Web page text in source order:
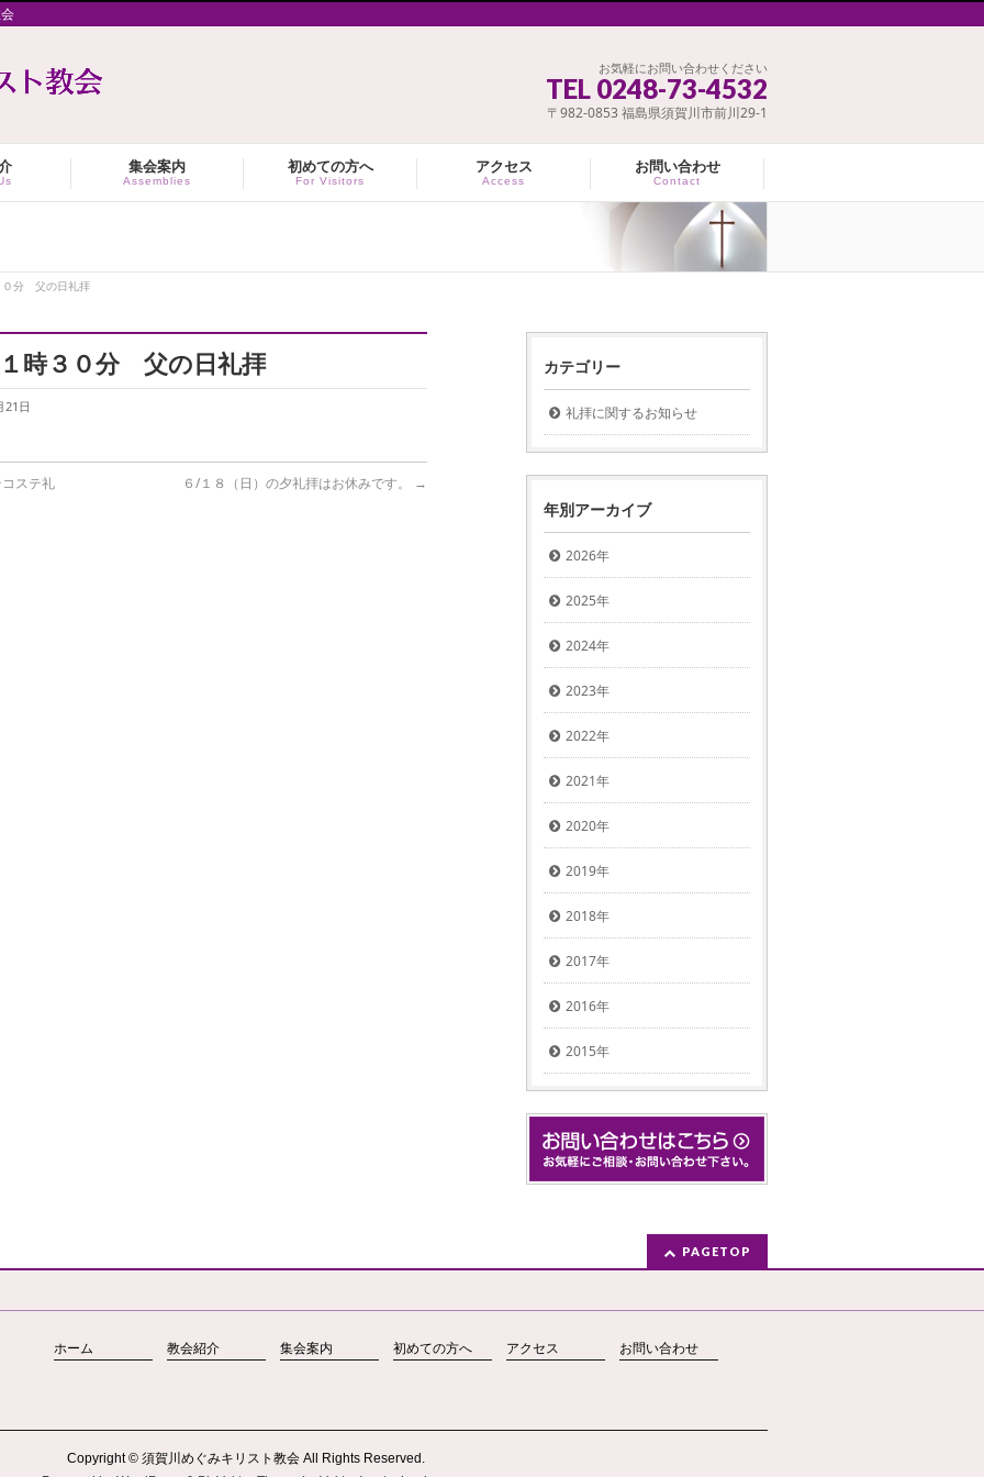
お気軽にお問い合わせください
TEL 0248-73-4532
〒982-0853 福島県須賀川市前川29-1
集会案内
Assemblies
初めての方へ
For Visitors
アクセス
Access
お問い合わせ
Contact
０分 父の日礼拝
時３０分 父の日礼拝
21日
ステ礼 ６/１８（日）の夕礼拝はお休みです。 →
カテゴリー
礼拝に関するお知らせ
年別アーカイブ
2026年
2025年
2024年
2023年
2022年
2021年
2020年
2019年
2018年
2017年
2016年
2015年
PAGETOP
ホーム 教会紹介 集会案内 初めての方へ アクセス お問い合わせ
Copyright © 須賀川めぐみキリスト教会 All Rights Reserved.